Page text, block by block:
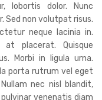
lobortis dolor. Nunc
Sed non volutpat risus.
neque lacinia in.
at placerat. Quisque
Morbi in ligula urna.
porta rutrum vel eget
nec nisl blandit,
venenatis diam